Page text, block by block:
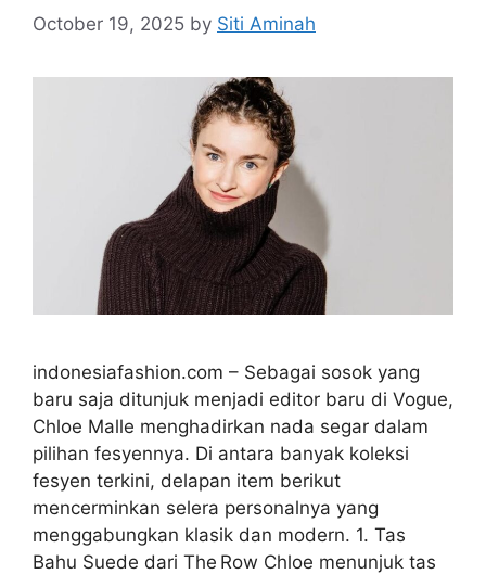
October 19, 2025 by Siti Aminah
indonesiafashion.com – Sebagai sosok yang
baru saja ditunjuk menjadi editor baru di Vogue,
Chloe Malle menghadirkan nada segar dalam
pilihan fesyennya. Di antara banyak koleksi
fesyen terkini, delapan item berikut
mencerminkan selera personalnya yang
menggabungkan klasik dan modern. 1. Tas
Bahu Suede dari The Row Chloe menunjuk tas